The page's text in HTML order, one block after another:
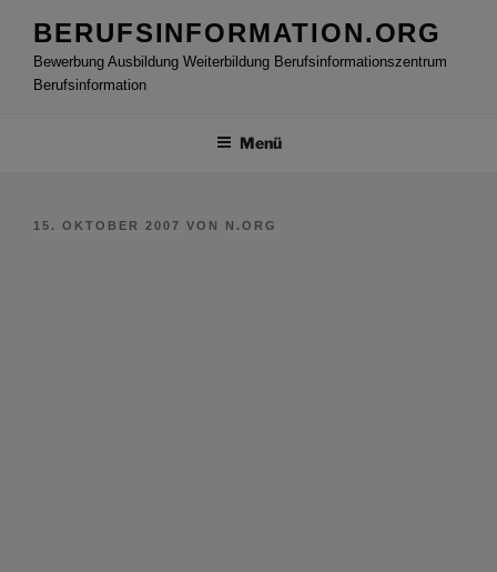
Inhalt
springen
BERUFSINFORMATION.ORG
Bewerbung Ausbildung Weiterbildung Berufsinformationszentrum
Berufsinformation
Menü
VERÖFFENTLICHT
15. OKTOBER 2007 VON N.ORG